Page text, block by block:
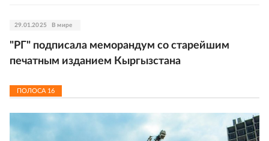
29.01.2025 В мире
"РГ" подписала меморандум со старейшим
печатным изданием Кыргызстана
ПОЛОСА 16